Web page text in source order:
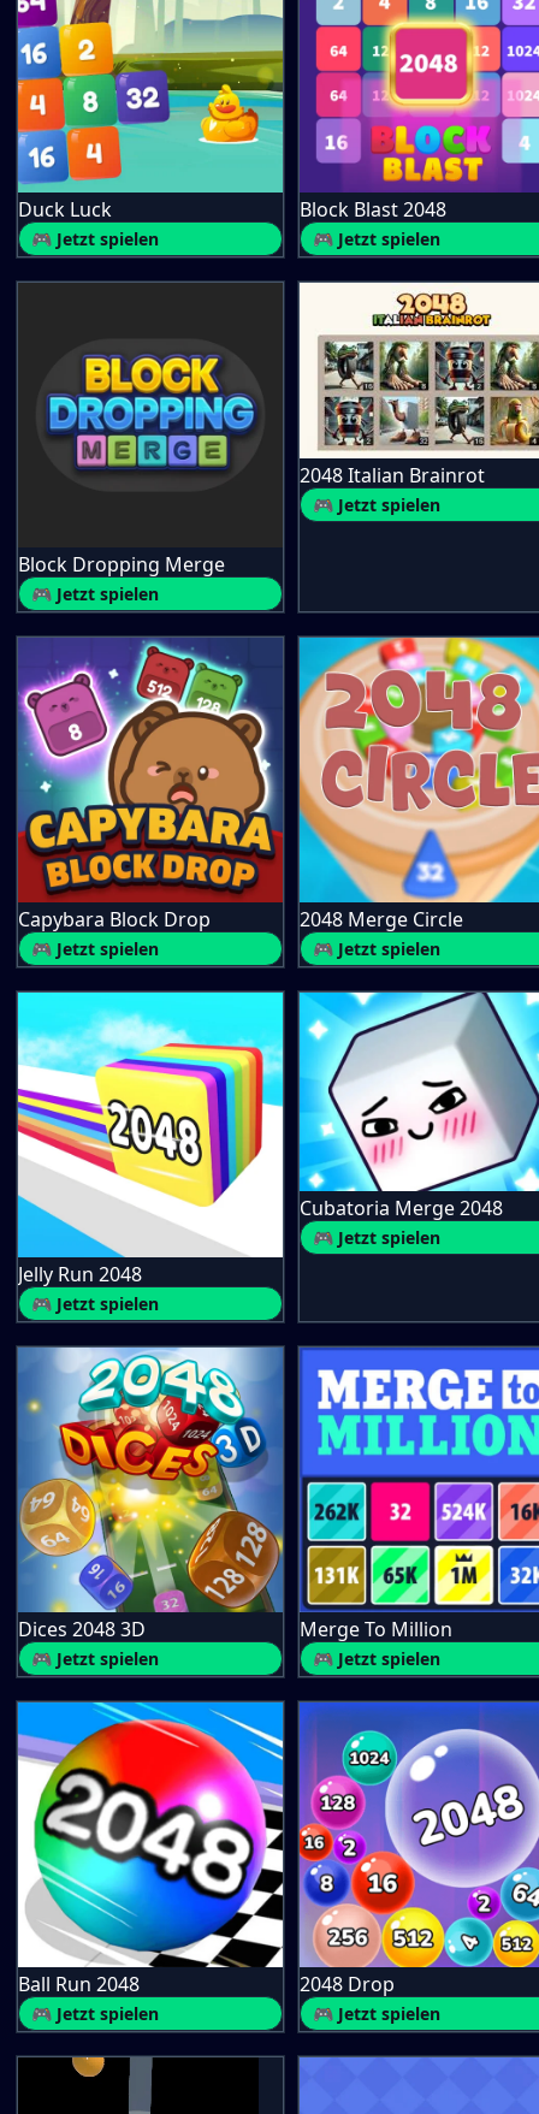
Duck Luck
🎮 Jetzt spielen
Block Blast 2048
🎮 Jetzt spielen
Block Dropping Merge
🎮 Jetzt spielen
2048 Italian Brainrot
🎮 Jetzt spielen
Capybara Block Drop
🎮 Jetzt spielen
2048 Merge Circle
🎮 Jetzt spielen
Jelly Run 2048
🎮 Jetzt spielen
Cubatoria Merge 2048
🎮 Jetzt spielen
Dices 2048 3D
🎮 Jetzt spielen
Merge To Million
🎮 Jetzt spielen
Ball Run 2048
🎮 Jetzt spielen
2048 Drop
🎮 Jetzt spielen